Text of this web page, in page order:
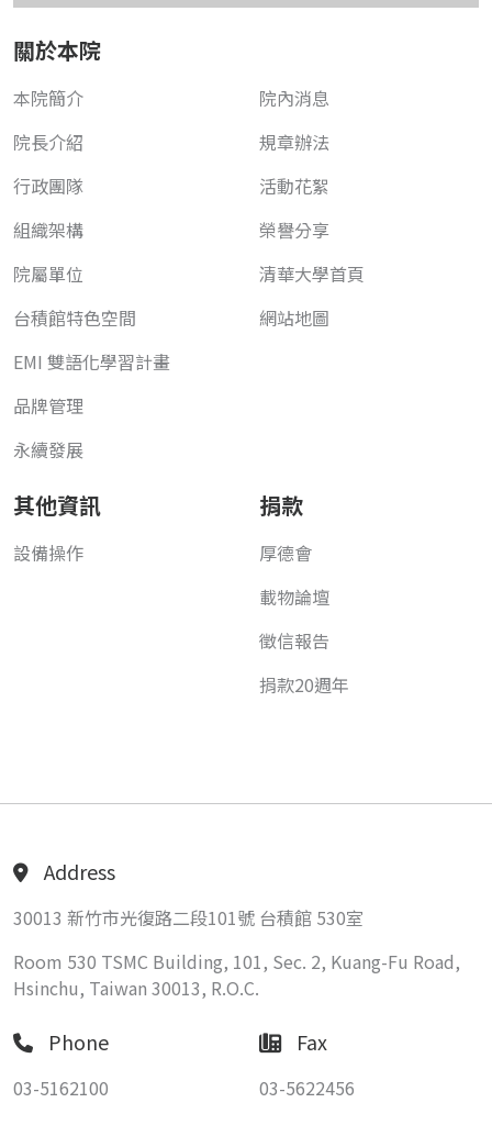
關於本院
本院簡介
院長介紹
行政團隊
組織架構
院屬單位
台積館特色空間
EMI 雙語化學習計畫
品牌管理
永續發展
院內消息
規章辦法
活動花絮
榮譽分享
清華大學首頁
網站地圖
其他資訊
設備操作
捐款
厚德會
載物論壇
徵信報告
捐款20週年
Address
30013 新竹市光復路二段101號 台積館 530室
Room 530 TSMC Building, 101, Sec. 2, Kuang-Fu Road,
Hsinchu, Taiwan 30013, R.O.C.
Phone
03-5162100
Fax
03-5622456